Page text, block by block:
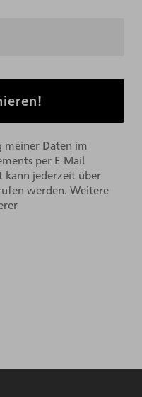
meiner Daten im
per E-Mail
kann jederzeit über
werden. Weitere